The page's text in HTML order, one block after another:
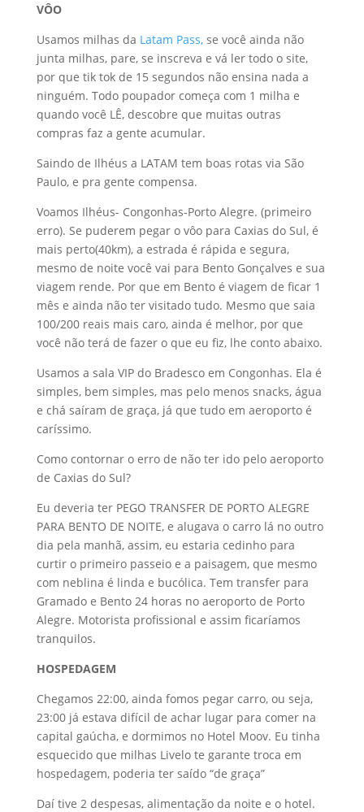
VÔO
Usamos milhas da Latam Pass,se você ainda não
junta milhas, pare, se inscreva e vá ler todo o site,
por que tik tok de 15 segundos não ensina nada a
ninguém. Todo poupador começa com 1 milha e
quando você LÊ, descobre que muitas outras
compras faz a gente acumular.
Saindo de Ilhéus a LATAM tem boas rotas via São
Paulo, e pra gente compensa.
Voamos Ilhéus- Congonhas-Porto Alegre. (primeiro
erro). Se puderem pegar o vôo para Caxias do Sul, é
mais perto(40km), a estrada é rápida e segura,
mesmo de noite você vai para Bento Gonçalves e sua
viagem rende. Por que em Bento é viagem de ficar 1
mês e ainda não ter visitado tudo. Mesmo que saia
100/200 reais mais caro, ainda é melhor, por que
você não terá de fazer o que eu fiz, lhe conto abaixo.
Usamos a sala VIP do Bradesco em Congonhas. Ela é
simples, bem simples, mas pelo menos snacks, água
e chá saíram de graça, já que tudo em aeroporto é
caríssimo.
Como contornar o erro de não ter ido pelo aeroporto
de Caxias do Sul?
Eu deveria ter PEGO TRANSFER DE PORTO ALEGRE
PARA BENTO DE NOITE, e alugava o carro lá no outro
dia pela manhã, assim, eu estaria cedinho para
curtir o primeiro passeio e a paisagem, que mesmo
com neblina é linda e bucólica. Tem transfer para
Gramado e Bento 24 horas no aeroporto de Porto
Alegre. Motorista profissional e assim ficaríamos
tranquilos.
HOSPEDAGEM
Chegamos 22:00, ainda fomos pegar carro, ou seja,
23:00 já estava difícil de achar lugar para comer na
capital gaúcha, e dormimos no Hotel Moov. Eu tinha
esquecido que milhas Livelo te garante troca em
hospedagem, poderia ter saído “de graça”
Daí tive 2 despesas, alimentação da noite e o hotel.